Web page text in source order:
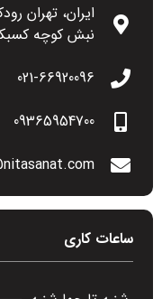
ایران، تهران
نبش کوچه کسبکار
021-66920096​
09365954700
ساعات کاری